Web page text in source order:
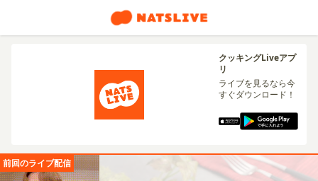
クッキングLiveアプ
リ
ライブを見るなら今
すぐダウンロード！
前回のライブ配信